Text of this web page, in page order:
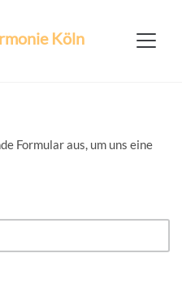
Köln
Formular aus, um uns eine